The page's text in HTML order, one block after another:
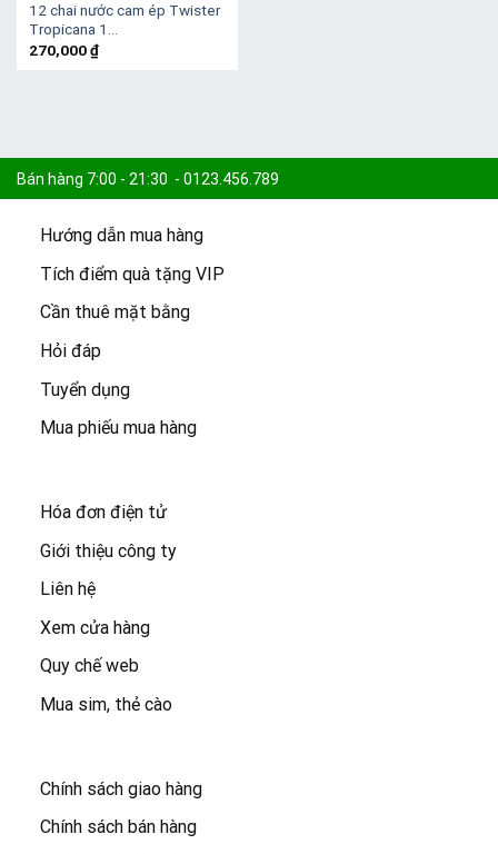
12 chai nước cam ép Twister
Tropicana 1…
270,000₫
Bán hàng 7:00 - 21:30 - 0123.456.789
Khiếu nại 7:30 - 21:00 - 0123.456.789
Hướng dẫn mua hàng
Tích điểm quà tặng VIP
Cần thuê mặt bằng
Hỏi đáp
Tuyển dụng
Mua phiếu mua hàng
Hóa đơn điện tử
Giới thiệu công ty
Liên hệ
Xem cửa hàng
Quy chế web
Mua sim, thẻ cào
Chính sách giao hàng
Chính sách bán hàng